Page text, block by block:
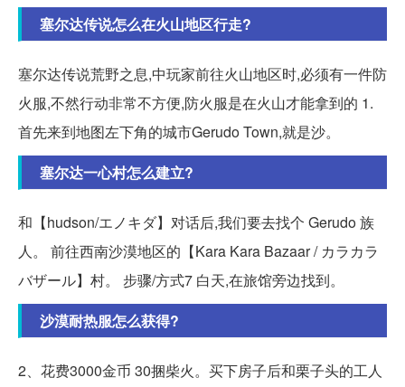
塞尔达传说怎么在火山地区行走?
塞尔达传说荒野之息,中玩家前往火山地区时,必须有一件防
火服,不然行动非常不方便,防火服是在火山才能拿到的 1.
首先来到地图左下角的城市Gerudo Town,就是沙。
塞尔达一心村怎么建立?
和【hudson/エノキダ】对话后,我们要去找个 Gerudo 族
人。 前往西南沙漠地区的【Kara Kara Bazaar / カラカラ
バザール】村。 步骤/方式7 白天,在旅馆旁边找到。
沙漠耐热服怎么获得?
2、花费3000金币 30捆柴火。买下房子后和栗子头的工人